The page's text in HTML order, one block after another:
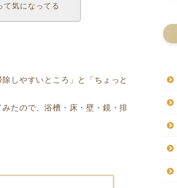
て気になってる
しやすいところ」と「ちょっと
たので、浴槽・床・壁・鏡・排